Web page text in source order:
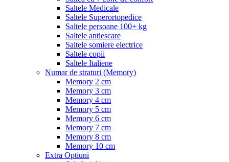
Saltele Medicale
Saltele Superortopedice
Saltele persoane 100+ kg
Saltele antiescare
Saltele somiere electrice
Saltele copii
Saltele Italiene
Numar de straturi (Memory)
Memory 2 cm
Memory 3 cm
Memory 4 cm
Memory 5 cm
Memory 6 cm
Memory 7 cm
Memory 8 cm
Memory 10 cm
Extra Optiuni